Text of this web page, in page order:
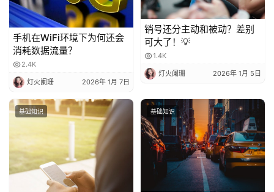
手机在WiFi环境下为何还会
消耗数据流量？
2.4K
灯火阑珊 2026年 1月 7日
销号还分主动和被动？差别
可大了！💡
1.4K
灯火阑珊 2026年 1月 5日
基础知识 基础知识